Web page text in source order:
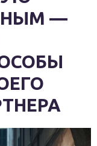
—